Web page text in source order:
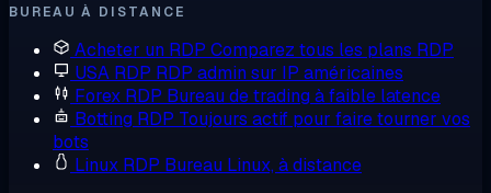
BUREAU À DISTANCE
Acheter un RDP Comparez tous les plans RDP
USA RDP RDP admin sur IP américaines
Forex RDP Bureau de trading à faible latence
Botting RDP Toujours actif pour faire tourner vos
bots
Linux RDP Bureau Linux, à distance